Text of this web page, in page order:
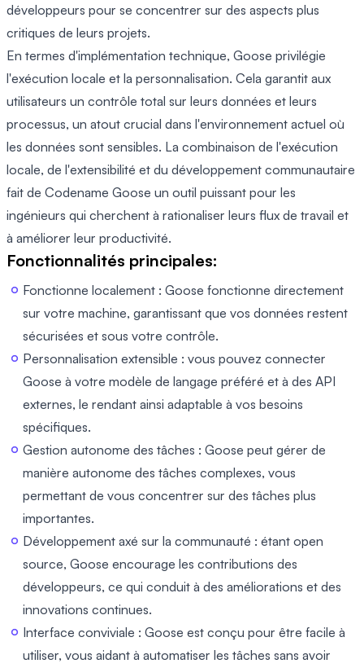
développeurs pour se concentrer sur des aspects plus
critiques de leurs projets.
En termes d'implémentation technique, Goose privilégie
l'exécution locale et la personnalisation. Cela garantit aux
utilisateurs un contrôle total sur leurs données et leurs
processus, un atout crucial dans l'environnement actuel où
les données sont sensibles. La combinaison de l'exécution
locale, de l'extensibilité et du développement communautaire
fait de Codename Goose un outil puissant pour les
ingénieurs qui cherchent à rationaliser leurs flux de travail et
à améliorer leur productivité.
Fonctionnalités principales:
Fonctionne localement : Goose fonctionne directement
sur votre machine, garantissant que vos données restent
sécurisées et sous votre contrôle.
Personnalisation extensible : vous pouvez connecter
Goose à votre modèle de langage préféré et à des API
externes, le rendant ainsi adaptable à vos besoins
spécifiques.
Gestion autonome des tâches : Goose peut gérer de
manière autonome des tâches complexes, vous
permettant de vous concentrer sur des tâches plus
importantes.
Développement axé sur la communauté : étant open
source, Goose encourage les contributions des
développeurs, ce qui conduit à des améliorations et des
innovations continues.
Interface conviviale : Goose est conçu pour être facile à
utiliser, vous aidant à automatiser les tâches sans avoir